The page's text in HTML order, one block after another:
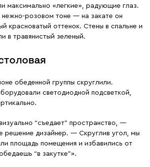
максимально «легкие», радующие глаз.
розовом тоне — на закате он
красноватый оттенок. Стены в спальне и
в травянистый зеленый.
обеденной группы скруглили.
светодиодной подсветкой,
“съедает” пространство, —
решение дизайнер. — Скруглив угол, мы
площадь помещения и избавились от
“в закутке”».